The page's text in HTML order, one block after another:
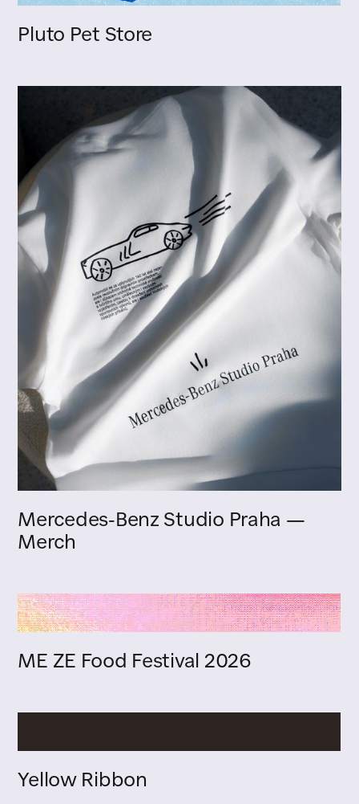
Pluto Pet Store
Mercedes-Benz Studio Praha —
Merch
ME ZE Food Festival 2026
Yellow Ribbon